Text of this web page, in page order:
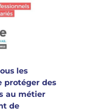
les
protéger des
au métier
de